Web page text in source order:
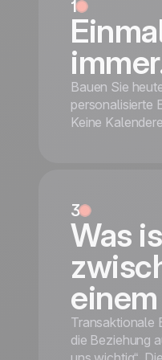
1
Bauen Sie
personalisierte
Keine
3
Was
Transaktionale
die Beziehung